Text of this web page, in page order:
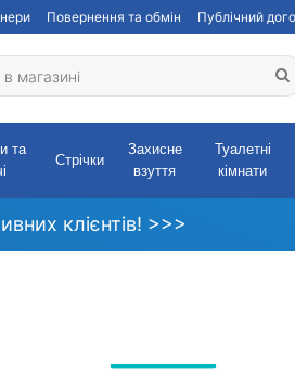
Повернення та обмін Публічний
та
Стрічки
Захисне
взуття
Туалетні
кімнати
клієнтів! >>>